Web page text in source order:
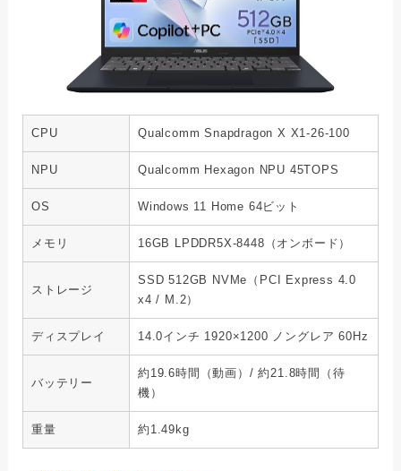
CPU Qualcomm Snapdragon X X1-26-100
NPU Qualcomm Hexagon NPU 45TOPS
OS Windows 11 Home 64ビット
メモリ 16GB LPDDR5X-8448（オンボード）
ストレージ
SSD 512GB NVMe（PCI Express 4.0
x4 / M.2）
ディスプレイ 14.0インチ 1920×1200 ノングレア 60Hz
バッテリー
約19.6時間（動画）/ 約21.8時間（待
機）
重量 約1.49kg